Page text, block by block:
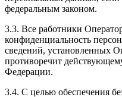
федеральным законом.
3.3. Все работники
конфиденциальность
сведений, установленных
противоречит
Федерации.
3.4. С целью обеспечения